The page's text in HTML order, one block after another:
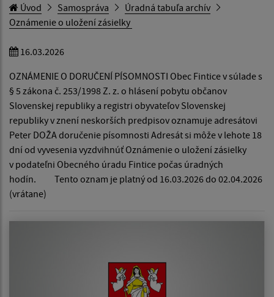
Úvod Samospráva
Úradná tabuľa archív
Oznámenie o uložení zásielky
16.03.2026
OZNÁMENIE O DORUČENÍ PÍSOMNOSTI Obec Fintice v súlade s
§ 5 zákona č. 253/1998 Z. z. o hlásení pobytu občanov
Slovenskej republiky a registri obyvateľov Slovenskej
republiky v znení neskorších predpisov oznamuje adresátovi
Peter DOŽA doručenie písomnosti Adresát si môže v lehote 18
dní od vyvesenia vyzdvihnúť Oznámenie o uložení zásielky
v podateľni Obecného úradu Fintice počas úradných
hodín. Tento oznam je platný od 16.03.2026 do 02.04.2026
(vrátane)